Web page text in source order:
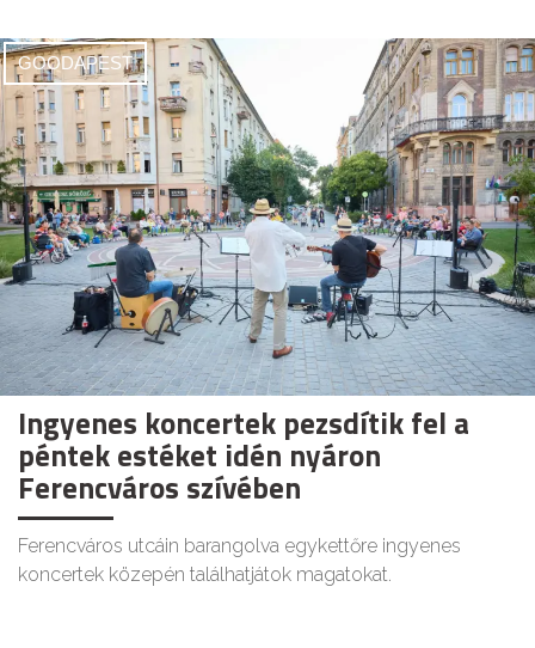
GOODAPEST
Ingyenes koncertek pezsdítik fel a
péntek estéket idén nyáron
Ferencváros szívében
Ferencváros utcáin barangolva egykettőre ingyenes
koncertek közepén találhatjátok magatokat.